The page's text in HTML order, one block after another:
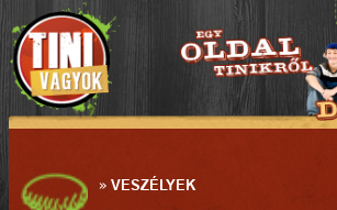
»VESZÉLYEK